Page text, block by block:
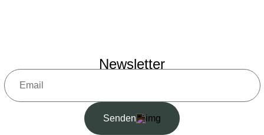
Newsletter
Senden